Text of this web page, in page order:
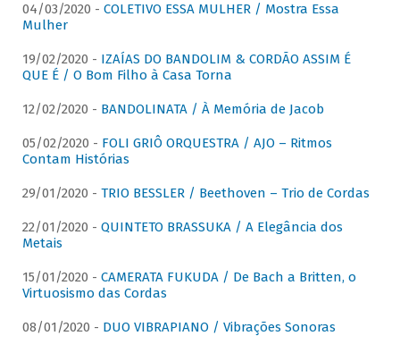
04/03/2020 - COLETIVO ESSA MULHER / Mostra Essa
Mulher
19/02/2020 - IZAÍAS DO BANDOLIM & CORDÃO ASSIM É
QUE É / O Bom Filho à Casa Torna
12/02/2020 - BANDOLINATA / À Memória de Jacob
05/02/2020 - FOLI GRIÔ ORQUESTRA / AJO – Ritmos
Contam Histórias
29/01/2020 - TRIO BESSLER / Beethoven – Trio de Cordas
22/01/2020 - QUINTETO BRASSUKA / A Elegância dos
Metais
15/01/2020 - CAMERATA FUKUDA / De Bach a Britten, o
Virtuosismo das Cordas
08/01/2020 - DUO VIBRAPIANO / Vibrações Sonoras